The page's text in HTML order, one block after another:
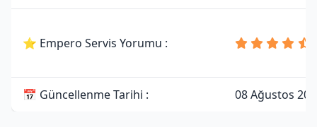
⭐ Empero Servis Yorumu :
📅 Güncellenme Tarihi : 08 Ağustos